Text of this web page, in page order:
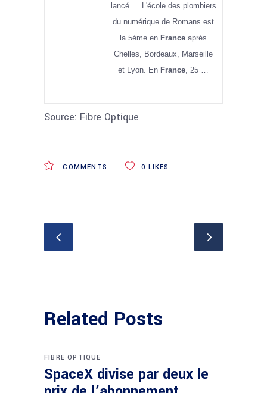
lancé … L'école des plombiers
du numérique de Romans est
la 5ème en France après
Chelles, Bordeaux, Marseille
et Lyon. En France, 25 …
Source: Fibre Optique
COMMENTS 0 LIKES
Related Posts
FIBRE OPTIQUE
SpaceX divise par deux le